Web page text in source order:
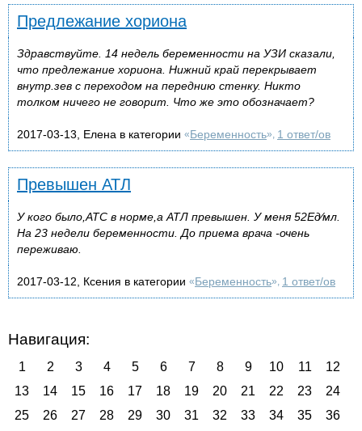
Предлежание хориона
Здравствуйте. 14 недель беременности на УЗИ сказали,
что предлежание хориона. Нижний край перекрывает
внутр.зев с переходом на переднию стенку. Никто
толком ничего не говорит. Что же это обозначает?
2017-03-13, Елена в категории «Беременность», 1 ответ/ов
Превышен АТЛ
У кого было,АТС в норме,а АТЛ превышен. У меня 52Ед⁄мл.
На 23 недели беременности. До приема врача -очень
переживаю.
2017-03-12, Ксения в категории «Беременность», 1 ответ/ов
Навигация:
1 2 3 4 5 6 7 8 9 10 11
12
13
14 15 16 17 18 19 20 21 22 23
24
25
26 27 28 29 30 31 32 33 34 35
36